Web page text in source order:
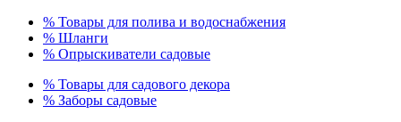
% Товары для полива и водоснабжения
% Шланги
% Опрыскиватели садовые
% Товары для садового декора
% Заборы садовые